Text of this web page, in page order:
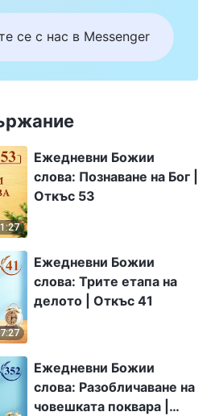
се с нас в Messenger
Ежедневни Божии
слова: Познаване на Бог |
Откъс 53
7:27
Ежедневни Божии
слова: Трите етапа на
делото | Откъс 41
Ежедневни Божии
слова: Разобличаване на
човешката поквара |